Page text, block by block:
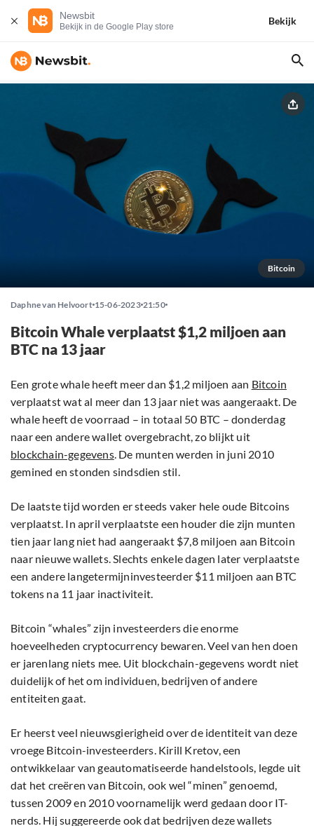
Newsbit
Bekijk in de Google Play store
Bekijk
Bitcoin
Daphne van Helvoort 15-06-2023 21:50
Bitcoin Whale verplaatst $1,2 miljoen aan
BTC na 13 jaar
Een grote whale heeft meer dan $1,2 miljoen aan Bitcoin
verplaatst wat al meer dan 13 jaar niet was aangeraakt. De
whale heeft de voorraad – in totaal 50 BTC – donderdag
naar een andere wallet overgebracht, zo blijkt uit
blockchain-gegevens. De munten werden in juni 2010
gemined en stonden sindsdien stil.
De laatste tijd worden er steeds vaker hele oude Bitcoins
verplaatst. In april verplaatste een houder die zijn munten
tien jaar lang niet had aangeraakt $7,8 miljoen aan Bitcoin
naar nieuwe wallets. Slechts enkele dagen later verplaatste
een andere langetermijninvesteerder $11 miljoen aan BTC
tokens na 11 jaar inactiviteit.
Bitcoin “whales” zijn investeerders die enorme
hoeveelheden cryptocurrency bewaren. Veel van hen doen
er jarenlang niets mee. Uit blockchain-gegevens wordt niet
duidelijk of het om individuen, bedrijven of andere
entiteiten gaat.
Er heerst veel nieuwsgierigheid over de identiteit van deze
vroege Bitcoin-investeerders. Kirill Kretov, een
ontwikkelaar van geautomatiseerde handelstools, legde uit
dat het creëren van Bitcoin, ook wel “minen” genoemd,
tussen 2009 en 2010 voornamelijk werd gedaan door IT-
nerds. Hij suggereerde ook dat bedrijven deze wallets